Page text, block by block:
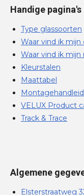
Handige pagina's
Type glassoorten
Waar vind ik mijn
Waar vind ik mijn
Kleurstalen
Maattabel
VELUX Product
Track & Trace
Algemene
Elsterstraatweg